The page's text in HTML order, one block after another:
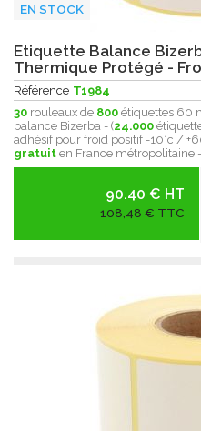
EN STOCK
Etiquette Balance
Thermique Protégé -
Référence T1984
30 rouleaux de 800 étiquettes 60
balance Bizerba - (24.000
adhésif pour froid positif -10°c /
gratuit en France métropolitaine -
90.40 € HT
108,48 € TTC